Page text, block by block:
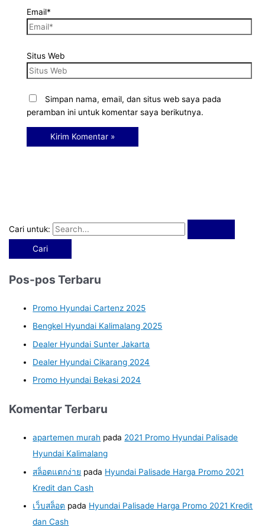
Cari untuk:
Pos-pos Terbaru
Promo Hyundai Cartenz 2025
Bengkel Hyundai Kalimalang 2025
Dealer Hyundai Sunter Jakarta
Dealer Hyundai Cikarang 2024
Promo Hyundai Bekasi 2024
Komentar Terbaru
apartemen murah pada 2021 Promo Hyundai Palisade
Hyundai Kalimalang
สล็อตแตกง่าย pada Hyundai Palisade Harga Promo 2021
Kredit dan Cash
เว็บสล็อต pada Hyundai Palisade Harga Promo 2021 Kredit
dan Cash
Email*
Situs Web
Simpan nama, email, dan situs web saya pada
peramban ini untuk komentar saya berikutnya.